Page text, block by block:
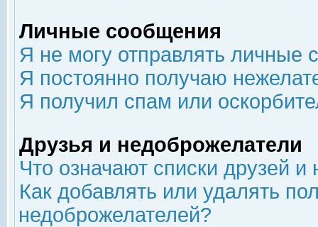
Личные сообщения
Я не могу отправлять личные
Я постоянно получаю
Я получил спам или
Друзья и недоброжелатели
Что означают списки друзей
Как добавлять или удалять
недоброжелателей?